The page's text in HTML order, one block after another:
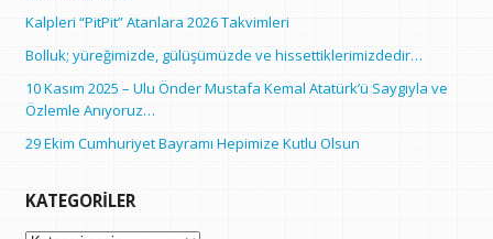
Kalpleri “PitPit” Atanlara 2026 Takvimleri
Bolluk; yüreğimizde, gülüşümüzde ve hissettiklerimizdedir…
10 Kasım 2025 – Ulu Önder Mustafa Kemal Atatürk’ü Saygıyla ve
Özlemle Anıyoruz…
29 Ekim Cumhuriyet Bayramı Hepimize Kutlu Olsun
KATEGORILER